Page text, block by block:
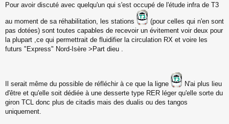
e
s
a
e
n
u
Pour avoir discuté avec quelqu'un qui s'est occupé de l'étude infra de T3
au moment de sa réhabilitation, les stations
(pour celles qui n'en sont
pas dotées) sont toutes capables de recevoir un évitement voir deux pour
la plupart ,ce qui permettrait de fluidifier la circulation RX et voire les
futurs "Express" Nord-Isère >Part dieu .
Il serait même du possible de réfléchir à ce que la ligne
N'ai plus lieu
d'être et qu'elle soit dédiée à une desserte type RER léger qu'elle sorte du
giron TCL donc plus de citadis mais des dualis ou des tangos
uniquement.